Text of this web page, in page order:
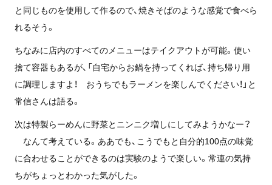
と同じものを使用して作るので、焼きそばのような感覚で食べら
れるそう。
ちなみに店内のすべてのメニューはテイクアウトが可能。使い
捨て容器もあるが、「自宅からお鍋を持ってくれば、持ち帰り用
に調理しますよ！ おうちでもラーメンを楽しんでください！」と
常信さんは語る。
次は特製らーめんに野菜とニンニク増しにしてみようかなー？
なんて考えている。ああでも、こうでもと自分的100点の味覚
に合わせることができるのは実験のようで楽しい。常連の気持
ちがちょっとわかった気がした。